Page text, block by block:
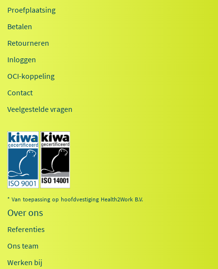
Proefplaatsing
Betalen
Retourneren
Inloggen
OCI-koppeling
Contact
Veelgestelde vragen
* Van toepassing op hoofdvestiging Health2Work B.V.
Over ons
Referenties
Ons team
Werken bij